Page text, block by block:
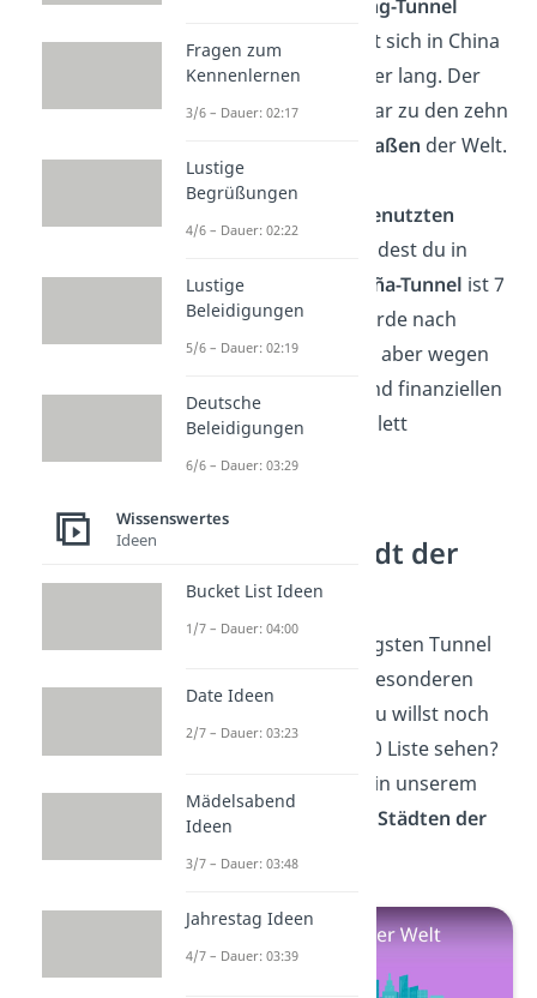
Guoliang-Tunnel
gebaut. Er befindet sich in China
und ist 1,2 Kilometer lang. Der
Tunnel gehört sogar zu den zehn
gefährlichsten Straßen der Welt.
längsten ungenutzten
findest du in
Spanien. Der
Engaña-Tunnel ist 7
Kilometer lang, wurde nach
seinem Durchstich aber wegen
wirtschaftlichen und finanziellen
Gründen nie komplett
fertiggestellt.
Die größte Stadt der
Welt
Jetzt kennst du die längsten Tunnel
der Welt und welche besonderen
Tunnel es noch gibt. Du willst noch
eine spannende Top 10 Liste sehen?
Dann schau doch mal in unserem
Videozu den
größten Städten der
Welt vorbei!
Fragen zum
Kennenlernen
3/6 – Dauer: 02:17
Lustige
Begrüßungen
4/6 – Dauer: 02:22
Lustige
Beleidigungen
5/6 – Dauer: 02:19
Deutsche
Beleidigungen
6/6 – Dauer: 03:29
Wissenswertes
Ideen
Bucket List Ideen
1/7 – Dauer: 04:00
Date Ideen
2/7 – Dauer: 03:23
Mädelsabend
Ideen
3/7 – Dauer: 03:48
Jahrestag Ideen
4/7 – Dauer: 03:39